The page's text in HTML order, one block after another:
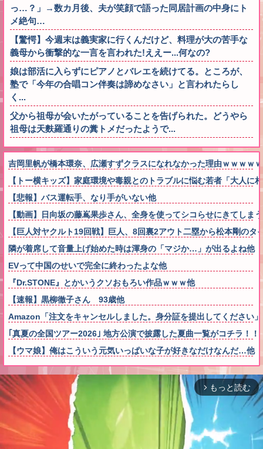
っ…？」→数カ月後、夫が笑顔で語った同居計画の中身にト
メ絶句…
【驚愕】今週末は義実家に行くんだけど、料理が大の苦手な
義母から衝撃的な一言を言われた!ええー...何なの?
娘は部活に入らずにピアノとバレエを続けてる。ところが、
塾で「今年の合唱コン伴奏は諦めなさい」と言われたらし
く...
父から祖母が会いたがっていることを告げられた。どうやら
祖母は天麩羅通りの糞トメだったようで...
吉岡里帆が橋本環奈、広瀬すずクラスになれなかった理由ｗｗｗｗ
【トー横キッズ】家庭環境や毒親とのトラブルに悩む若者「大人
【悲報】バス運転手、なり手がいない他
【動画】日向坂の藤嶌果歩さん、全身を使ってシコらせにきてしま
【巨人対ヤクルト19回戦】巨人、8回裏2アウト二塁から松本剛の
隣が着席して音量上げ始めた時は渾身の「マジか…」が出るよね他
EVって中国のせいで完全に終わったよな他
『Dr.STONE』とかいうクソおもろい作品ｗｗｗ他
【速報】黒柳徹子さん 93歳他
Amazon「注文をキャンセルしました。身分証を提出してください
｢真夏の全国ツアー2026｣ 地方公演で披露した夏曲一覧がコチラ！
【ウマ娘】俺はこういう元気いっぱいな子が好きなだけなんだ…他
arrow_forward_ios もっと読む